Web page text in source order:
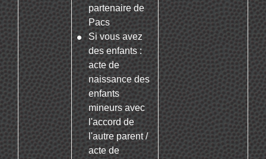
partenaire de
Pacs
Si vous avez
des enfants :
acte de
naissance des
enfants
mineurs avec
l'accord de
l'autre parent /
acte de